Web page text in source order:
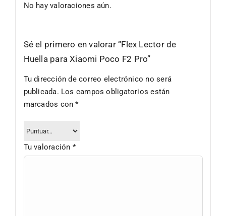
No hay valoraciones aún.
Sé el primero en valorar “Flex Lector de
Huella para Xiaomi Poco F2 Pro”
Tu dirección de correo electrónico no será
publicada. Los campos obligatorios están
marcados con*
Tu valoración *